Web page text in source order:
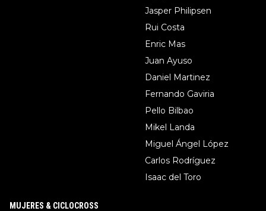
Jasper Philipsen
Rui Costa
Enric Mas
Juan Ayuso
Daniel Martinez
Fernando Gaviria
Pello Bilbao
Mikel Landa
Miguel Ángel López
Carlos Rodríguez
Isaac del Toro
MUJERES & CICLOCROSS